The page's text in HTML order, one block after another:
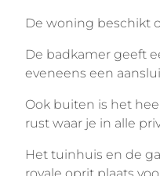
De woning beschikt
De badkamer geeft
eveneens een
Ook buiten is het
rust waar je in alle
Het tuinhuis en de
royale oprit plaats